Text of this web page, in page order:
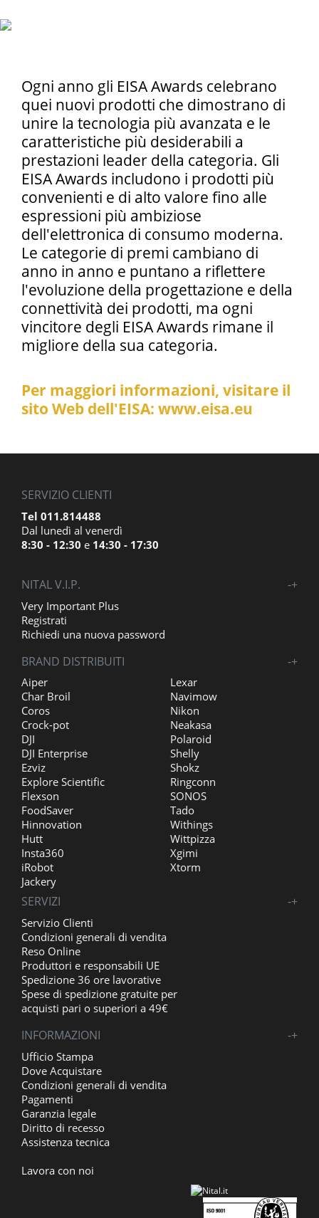
Ogni anno gli EISA Awards celebrano
quei nuovi prodotti che dimostrano di
unire la tecnologia più avanzata e le
caratteristiche più desiderabili a
prestazioni leader della categoria. Gli
EISA Awards includono i prodotti più
convenienti e di alto valore fino alle
espressioni più ambiziose
dell'elettronica di consumo moderna.
Le categorie di premi cambiano di
anno in anno e puntano a riflettere
l'evoluzione della progettazione e della
connettività dei prodotti, ma ogni
vincitore degli EISA Awards rimane il
migliore della sua categoria.
Per maggiori informazioni, visitare il
sito Web dell'EISA: www.eisa.eu
SERVIZIO CLIENTI
Tel 011.814488
Dal lunedì al venerdì
8:30 - 12:30 e 14:30 - 17:30
NITAL V.I.P. +
-
Very Important Plus
Registrati
Richiedi una nuova password
BRAND DISTRIBUITI +
-
Aiper
Char Broil
Coros
Crock-pot
DJI
DJI Enterprise
Ezviz
Explore Scientific
Flexson
FoodSaver
Hinnovation
Hutt
Insta360
iRobot
Jackery
Lexar
Navimow
Nikon
Neakasa
Polaroid
Shelly
Shokz
Ringconn
SONOS
Tado
Withings
Wittpizza
Xgimi
Xtorm
SERVIZI +
-
Servizio Clienti
Condizioni generali di vendita
Reso Online
Produttori e responsabili UE
Spedizione 36 ore lavorative
Spese di spedizione gratuite per
acquisti pari o superiori a 49€
INFORMAZIONI +
-
Ufficio Stampa
Dove Acquistare
Condizioni generali di vendita
Pagamenti
Garanzia legale
Diritto di recesso
Assistenza tecnica
Lavora con noi